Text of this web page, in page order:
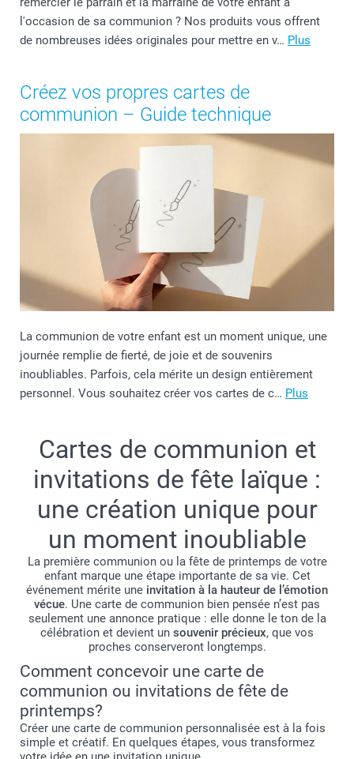
l'occasion de sa communion ? Nos produits vous offrent
de nombreuses idées originales pour mettre en v… Plus
Créez vos propres cartes de
communion – Guide technique
La communion de votre enfant est un moment unique, une
journée remplie de fierté, de joie et de souvenirs
inoubliables. Parfois, cela mérite un design entièrement
personnel. Vous souhaitez créer vos cartes de c… Plus
Cartes de communion et
invitations de fête laïque :
une création unique pour
un moment inoubliable
La première communion ou la fête de printemps de votre
enfant marque une étape importante de sa vie. Cet
événement mérite une invitation à la hauteur de l’émotion
vécue. Une carte de communion bien pensée n’est pas
seulement une annonce pratique : elle donne le ton de la
célébration et devient un souvenir précieux, que vos
proches conserveront longtemps.
Comment concevoir une carte de
communion ou invitations de fête de
printemps?
Créer une carte de communion personnalisée est à la fois
simple et créatif. En quelques étapes, vous transformez